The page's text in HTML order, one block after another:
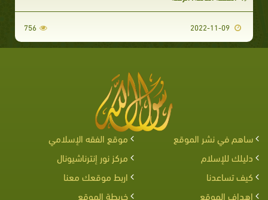
756
ساهم في نشر الموقع
موقع الفقه الإسلامي
دليلك للإسلام
مركز نور إنترناشيونال
كيف تساعدنا
اربط موقعك معنا
اهداف الموقع
خريطة الموقع